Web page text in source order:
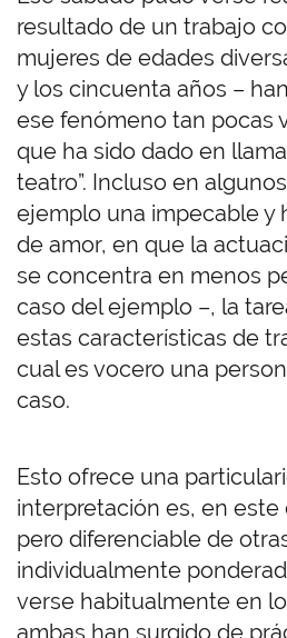
resultado de un trabajo
mujeres de edades
y los cincuenta años –
ese fenómeno tan pocas
que ha sido dado en
teatro”. Incluso en
ejemplo una impecable y
de amor, en que la
se concentra en menos
caso del ejemplo –, la
estas características de
cual es vocero una
caso.
Esto ofrece una
interpretación es, en este
pero diferenciable de
individualmente
verse habitualmente en
ambas han surgido de